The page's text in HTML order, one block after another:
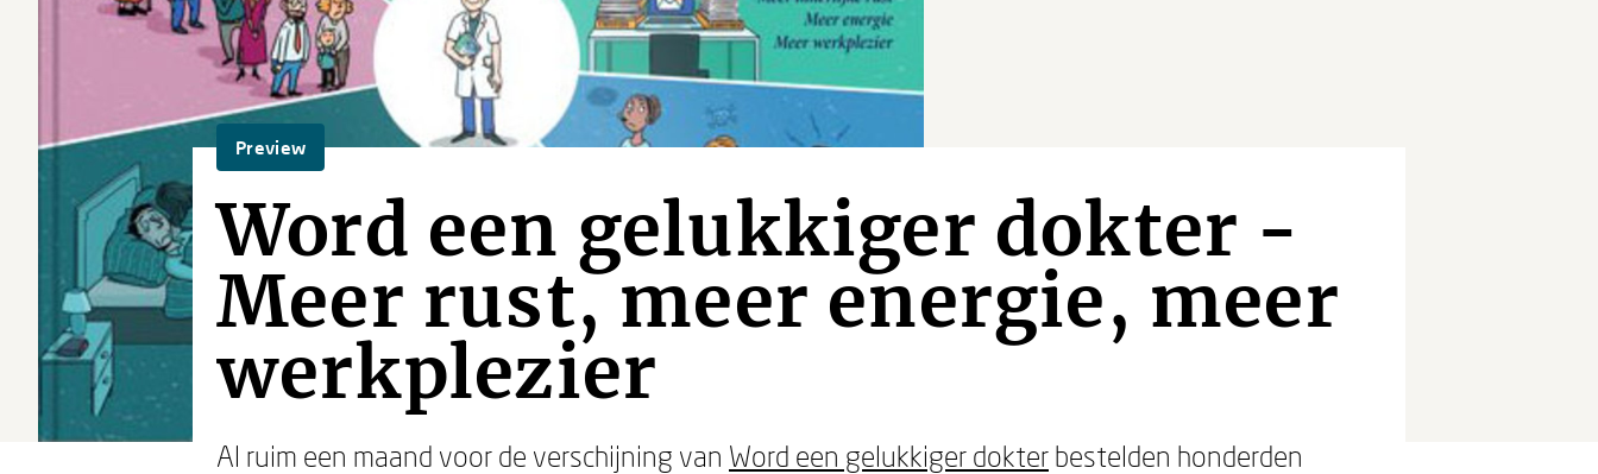
Preview
Word een gelukkiger dokter -
Meer rust, meer energie, meer
werkplezier
Al ruim een maand voor de verschijning van Word een gelukkiger dokter bestelden honderden